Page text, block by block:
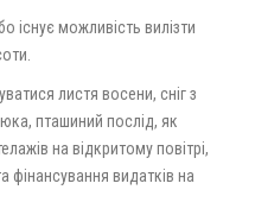
існує можливість вилізти
листя восени, сніг з
пташиний послід, як
на відкритому повітрі,
фінансування видатків на